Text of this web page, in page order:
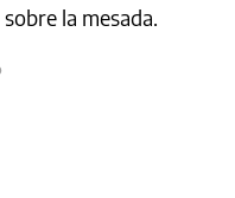
la mesada.